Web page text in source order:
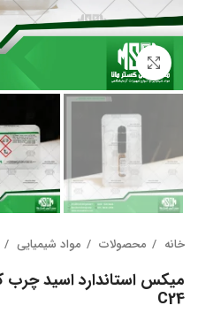
بزرگنمایی تصویر
خانه محصولات مواد شیمیایی
C24